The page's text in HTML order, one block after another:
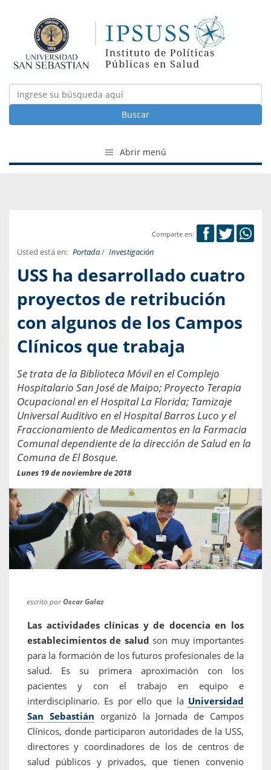
Buscar
Abrir menú
Comparte en:
Usted está en: Portada/ Investigación
USS ha desarrollado cuatro
proyectos de retribución
con algunos de los Campos
Clínicos que trabaja
Se trata de la Biblioteca Móvil en el Complejo
Hospitalario San José de Maipo; Proyecto Terapia
Ocupacional en el Hospital La Florida; Tamizaje
Universal Auditivo en el Hospital Barros Luco y el
Fraccionamiento de Medicamentos en la Farmacia
Comunal dependiente de la dirección de Salud en la
Comuna de El Bosque.
Lunes 19 de noviembre de 2018
escrito porOscar Galaz
Las actividades clínicas y de docencia en los
establecimientos de salud son muy importantes
para la formación de los futuros profesionales de la
salud. Es su primera aproximación con los
pacientes y con el trabajo en equipo e
interdisciplinario. Es por ello que la Universidad
San Sebastián organizó la Jornada de Campos
Clínicos, donde participaron autoridades de la USS,
directores y coordinadores de los de centros de
salud públicos y privados, que tienen convenio